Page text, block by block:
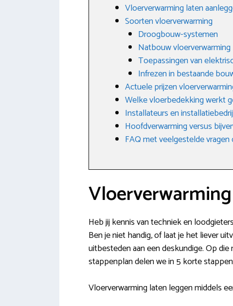
Vloerverwarming laten
Soorten vloerverwarming
Droogbouw-systemen
Natbouw vloerverwarming
Toepassingen van
Infrezen in bestaande
Actuele prijzen
Welke vloerbedekking werkt
Installateurs en
Hoofdverwarming versus
FAQ met veelgestelde
Heb jij kennis van techniek en
Ben je niet handig, of laat je het liever
uitbesteden aan een deskundige. Op
stappenplan delen we in 5 korte
Vloerverwarming laten leggen middels